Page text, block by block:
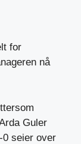
for
nå
Guler
0 seier over